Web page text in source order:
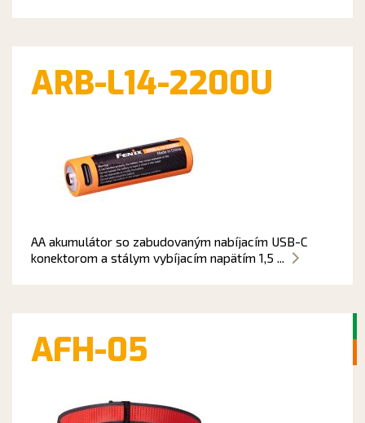
ARB-L14-2200U
AA akumulátor so zabudovaným nabíjacím USB-C
konektorom a stálym vybíjacím napätím 1,5 ...
AFH-05